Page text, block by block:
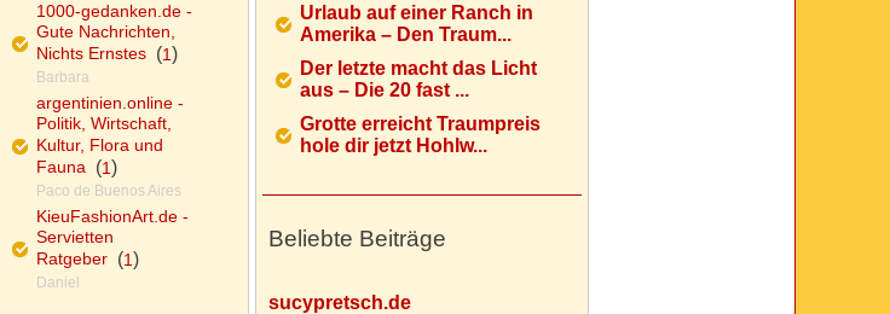
Urlaub auf einer Ranch in
Amerika – Den Traum...
Der letzte macht das Licht
aus – Die 20 fast ...
Grotte erreicht Traumpreis
hole dir jetzt Hohlw...
Beliebte Beiträge
sucypretsch.de
1000-gedanken.de -
Gute Nachrichten,
Nichts Ernstes(1)
Barbara
argentinien.online -
Politik, Wirtschaft,
Kultur, Flora und
Fauna(1)
Paco de Buenos Aires
KieuFashionArt.de -
Servietten
Ratgeber(1)
Daniel